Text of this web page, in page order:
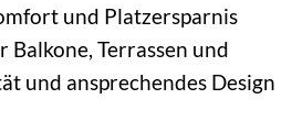
und Platzersparnis
Balkone, Terrassen und
und ansprechendes Design